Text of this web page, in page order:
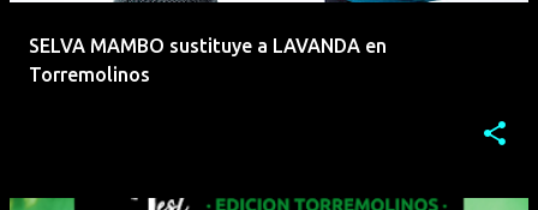
SELVA MAMBO sustituye a LAVANDA en
Torremolinos